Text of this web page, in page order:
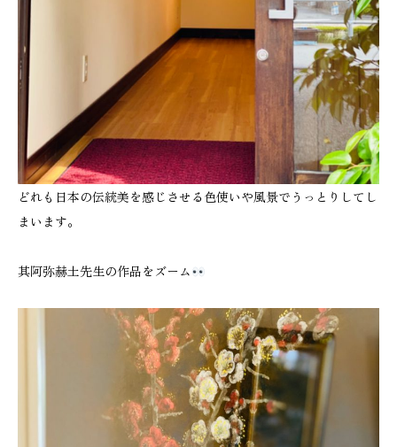
どれも日本の伝統美を感じさせる色使いや風景でうっとりしてし
まいます。
其阿弥赫土先生の作品をズーム